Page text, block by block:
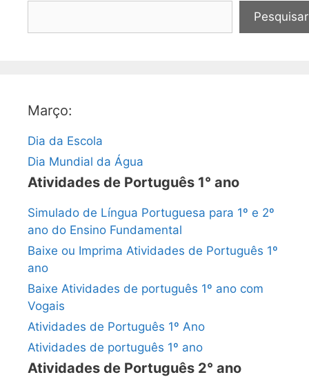
Pesquisar
Março:
Dia da Escola
Dia Mundial da Água
Atividades de Português 1° ano
Simulado de Língua Portuguesa para 1º e 2º
ano do Ensino Fundamental
Baixe ou Imprima Atividades de Português 1º
ano
Baixe Atividades de português 1º ano com
Vogais
Atividades de Português 1º Ano
Atividades de português 1º ano
Atividades de Português 2° ano